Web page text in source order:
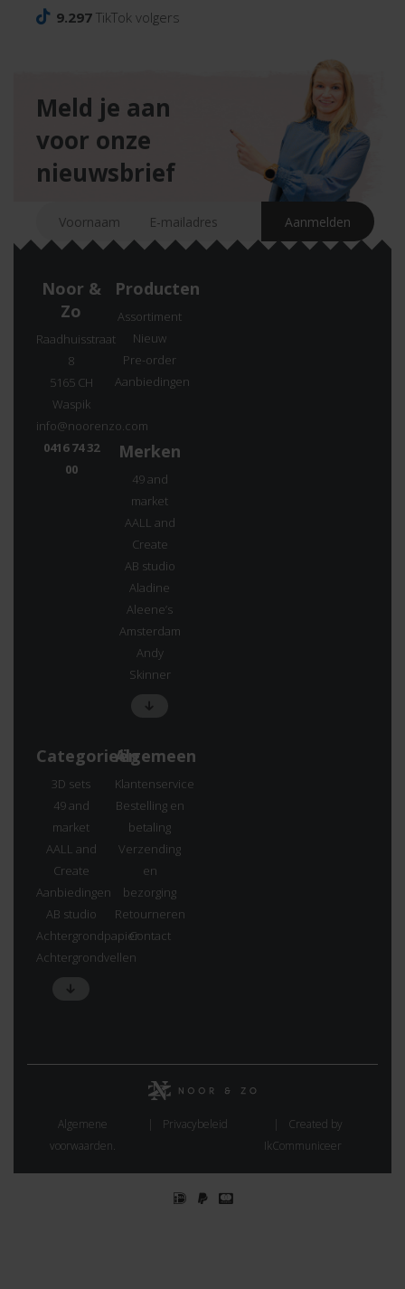
9.297 TikTok volgers
Meld je aan
voor onze
nieuwsbrief
Noor &
Zo
Raadhuisstraat
8
5165 CH
Waspik
info@noorenzo.com
0416 74 32
00
Producten
Assortiment
Nieuw
Pre-order
Aanbiedingen
Merken
49 and
market
AALL and
Create
AB studio
Aladine
Aleene’s
Amsterdam
Andy
Skinner
Categorieën
3D sets
49 and
market
AALL and
Create
Aanbiedingen
AB studio
Achtergrondpapier
Achtergrondvellen
Algemeen
Klantenservice
Bestelling en
betaling
Verzending
en
bezorging
Retourneren
Contact
Algemene
voorwaarden.
Privacybeleid
Created by
IkCommuniceer